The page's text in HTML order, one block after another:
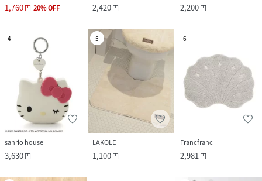
1,760円 20%OFF 2,420円 2,200円
4
sanrio house
3,630円
5
LAKOLE
1,100円
6
Francfranc
2,981円